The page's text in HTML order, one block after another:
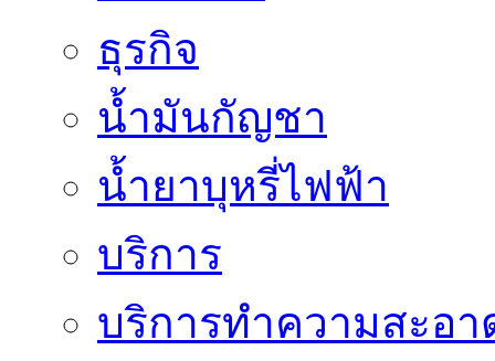
ธุรกิจ
น้ำมันกัญชา
น้ำยาบุหรี่ไฟฟ้า
บริการ
บริการทำความสะอา